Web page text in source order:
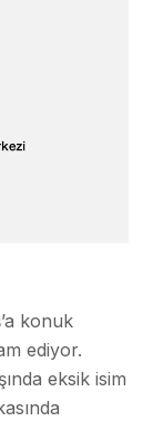
konuk
ediyor.
eksik isim